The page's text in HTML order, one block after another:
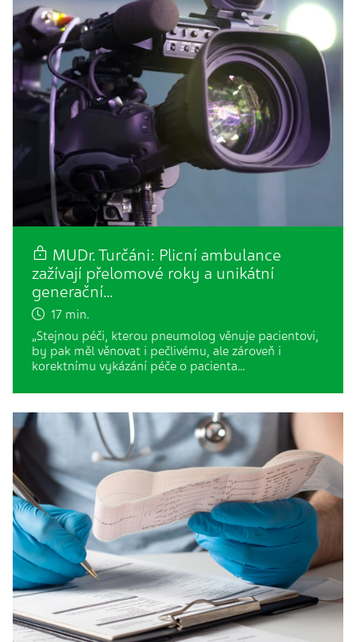
MUDr. Turčáni: Plicní ambulance
zažívají přelomové roky a unikátní
generační…
17 min.
„Stejnou péči, kterou pneumolog věnuje pacientovi,
by pak měl věnovat i pečlivému, ale zároveň i
korektnímu vykázání péče o pacienta…